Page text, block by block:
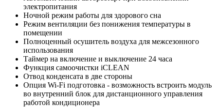
электропитания
Ночной режим работы для здорового сна
Режим вентиляции без понижения температуры в
помещении
Полноценный осушитель воздуха для межсезонного
использования
Таймер на включение и выключение 24 часа
Функция самоочистки iCLEAN
Отвод конденсата в две стороны
Опция Wi-Fi подготовка - возможность встроить модуль
во внутренний блок для дистанционного управления
работой кондиционера